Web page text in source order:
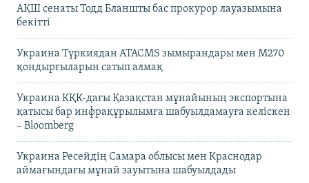
АҚШ сенаты Тодд Бланшты бас прокурор лауазымына
бекітті
Украина Түркиядан ATACMS зымырандары мен M270
қондырғыларын сатып алмақ
Украина КҚК-дағы Қазақстан мұнайының экспортына
қатысы бар инфрақұрылымға шабуылдамауға келіскен
– Bloomberg
Украина Ресейдің Самара облысы мен Краснодар
аймағындағы мұнай зауытына шабуылдады